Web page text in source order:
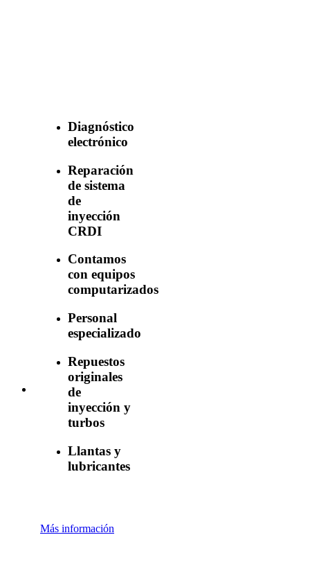
Diagnóstico
electrónico
Reparación
de sistema
de
inyección
CRDI
Contamos
con equipos
computarizados
Personal
especializado
Repuestos
originales
de
inyección y
turbos
Llantas y
lubricantes
Más información